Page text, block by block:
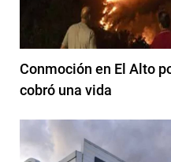
Conmoción en El Alto
cobró una vida